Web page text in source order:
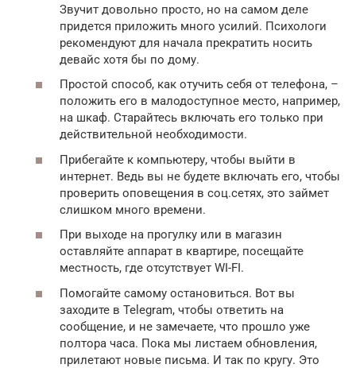
Звучит довольно просто, но на самом деле
придется приложить много усилий. Психологи
рекомендуют для начала прекратить носить
девайс хотя бы по дому.
Простой способ, как отучить себя от телефона, –
положить его в малодоступное место, например,
на шкаф. Старайтесь включать его только при
действительной необходимости.
Прибегайте к компьютеру, чтобы выйти в
интернет. Ведь вы не будете включать его, чтобы
проверить оповещения в соц.сетях, это займет
слишком много времени.
При выходе на прогулку или в магазин
оставляйте аппарат в квартире, посещайте
местность, где отсутствует WI-FI.
Помогайте самому остановиться. Вот вы
заходите в Telegram, чтобы ответить на
сообщение, и не замечаете, что прошло уже
полтора часа. Пока мы листаем обновления,
прилетают новые письма. И так по кругу. Это